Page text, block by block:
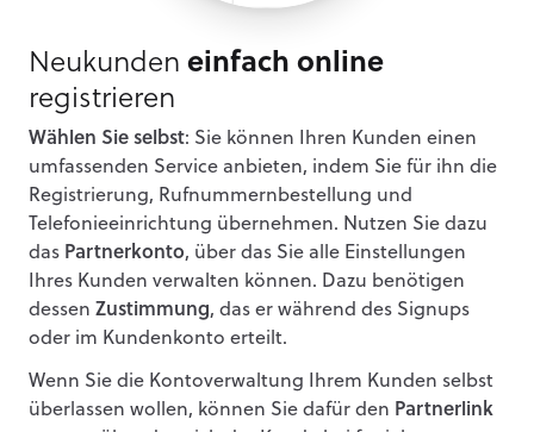
Neukunden einfach online
registrieren
Wählen Sie selbst: Sie können Ihren Kunden einen
umfassenden Service anbieten, indem Sie für ihn die
Registrierung, Rufnummernbestellung und
Telefonieeinrichtung übernehmen. Nutzen Sie dazu
das Partnerkonto, über das Sie alle Einstellungen
Ihres Kunden verwalten können. Dazu benötigen
dessen Zustimmung, das er während des Signups
oder im Kundenkonto erteilt.
Wenn Sie die Kontoverwaltung Ihrem Kunden selbst
überlassen wollen, können Sie dafür den Partnerlink